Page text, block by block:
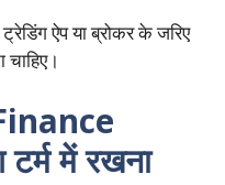
ऐप या ब्रोकर के जरिए
में रखना